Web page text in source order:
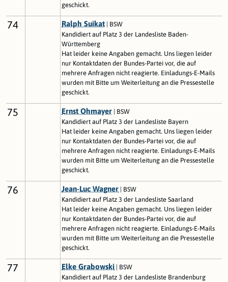
geschickt.
74 Ralph Suikat | BSW
Kandidiert auf Platz 3 der Landesliste Baden-
Württemberg
Hat leider keine Angaben gemacht. Uns liegen leider
nur Kontaktdaten der Bundes-Partei vor, die auf
mehrere Anfragen nicht reagierte. Einladungs-E-Mails
wurden mit Bitte um Weiterleitung an die Pressestelle
geschickt.
75 Ernst Ohmayer | BSW
Kandidiert auf Platz 3 der Landesliste Bayern
Hat leider keine Angaben gemacht. Uns liegen leider
nur Kontaktdaten der Bundes-Partei vor, die auf
mehrere Anfragen nicht reagierte. Einladungs-E-Mails
wurden mit Bitte um Weiterleitung an die Pressestelle
geschickt.
76 Jean-Luc Wagner | BSW
Kandidiert auf Platz 3 der Landesliste Saarland
Hat leider keine Angaben gemacht. Uns liegen leider
nur Kontaktdaten der Bundes-Partei vor, die auf
mehrere Anfragen nicht reagierte. Einladungs-E-Mails
wurden mit Bitte um Weiterleitung an die Pressestelle
geschickt.
77 Elke Grabowski | BSW
Kandidiert auf Platz 3 der Landesliste Brandenburg